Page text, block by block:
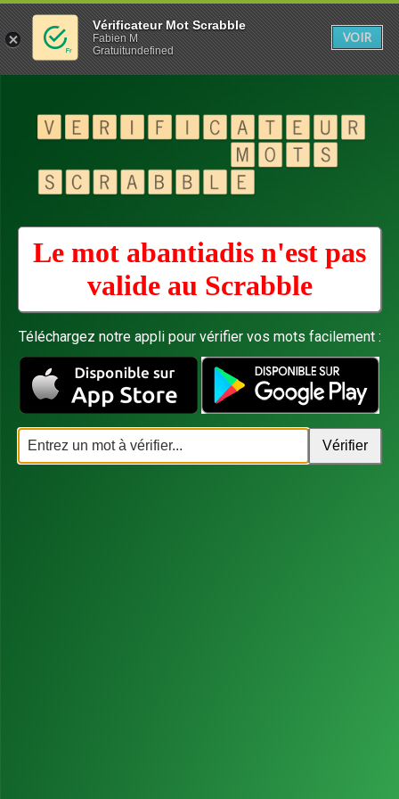
Le mot abantiadis n'est pas
valide au Scrabble
Téléchargez notre appli pour vérifier vos mots facilement :
Vérificateur Mot Scrabble
Fabien M
Gratuitundefined
VOIR